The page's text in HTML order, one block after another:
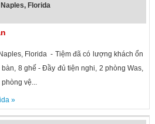
Florida
Florida - Tiệm đã có lượng khách ổn
8 ghế - Đầy đủ tiện nghi, 2 phòng Was,
vệ...
»